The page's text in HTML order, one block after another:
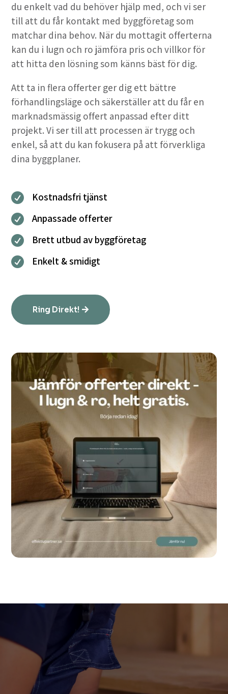
du enkelt vad du behöver hjälp med, och vi ser
till att du får kontakt med byggföretag som
matchar dina behov. När du mottagit offerterna
kan du i lugn och ro jämföra pris och villkor för
att hitta den lösning som känns bäst för dig.
Att ta in flera offerter ger dig ett bättre
förhandlingsläge och säkerställer att du får en
marknadsmässig offert anpassad efter ditt
projekt. Vi ser till att processen är trygg och
enkel, så att du kan fokusera på att förverkliga
dina byggplaner.
 Kostnadsfri tjänst
 Anpassade offerter
 Brett utbud av byggföretag
 Enkelt & smidigt
Ring Direkt!